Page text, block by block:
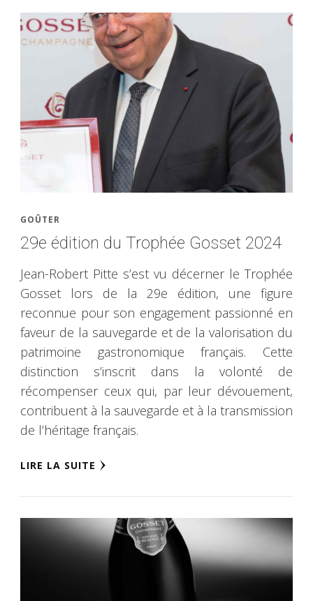
GOÛTER
29e édition du Trophée Gosset 2024
Jean-Robert Pitte s’est vu décerner le Trophée
Gosset lors de la 29e édition, une figure
reconnue pour son engagement passionné en
faveur de la sauvegarde et de la valorisation du
patrimoine gastronomique français. Cette
distinction s’inscrit dans la volonté de
récompenser ceux qui, par leur dévouement,
contribuent à la sauvegarde et à la transmission
de l’héritage français.
LIRE LA SUITE